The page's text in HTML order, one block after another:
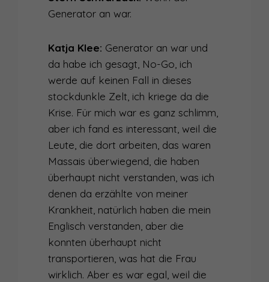
Generator an war.
Katja Klee: Generator an war und
da habe ich gesagt, No-Go, ich
werde auf keinen Fall in dieses
stockdunkle Zelt, ich kriege da die
Krise. Für mich war es ganz schlimm,
aber ich fand es interessant, weil die
Leute, die dort arbeiten, das waren
Massais überwiegend, die haben
überhaupt nicht verstanden, was ich
denen da erzählte von meiner
Krankheit, natürlich haben die mein
Englisch verstanden, aber die
konnten überhaupt nicht
transportieren, was hat die Frau
wirklich. Aber es war egal, weil die